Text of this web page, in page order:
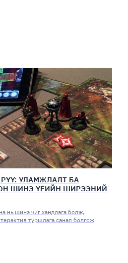
УЛАМЖЛАЛТ БА
ШИНЭ ҮЕИЙН ШИРЭЭНИЙ
нь шинэ чиг хандлага болж,
туршлага санал болгож